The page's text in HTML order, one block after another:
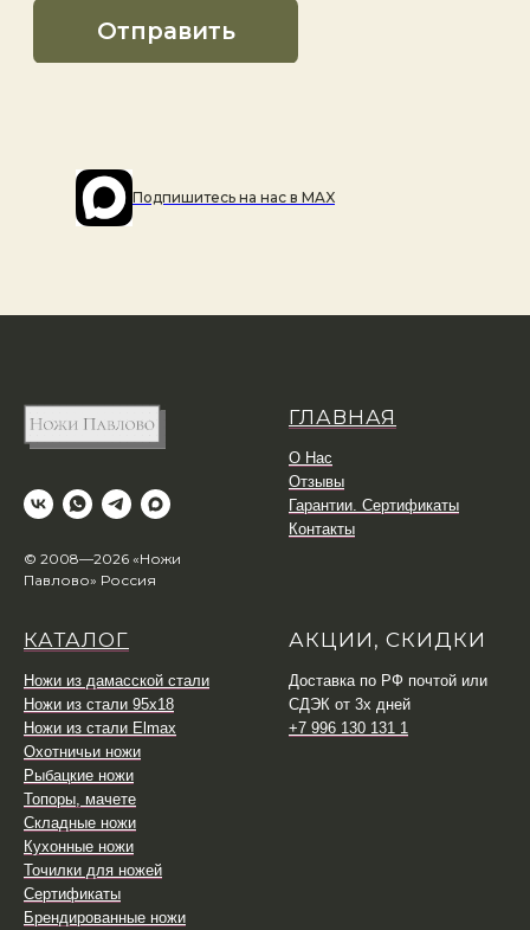
Подпишитесь на наc в MAX
© 2008—2026 «Ножи
Павлово» Россия
ГЛАВНАЯ
О Нас
Отзывы
Гарантии. Сертификаты
Контакты
КАТАЛОГ
Ножи из дамасской стали
Ножи из стали 95х18
Ножи из стали Elmax
Охотничьи ножи
Рыбацкие ножи
Топоры, мачете
Складные ножи
Кухонные ножи
Точилки для ножей
Сертификаты
Брендированные ножи
АКЦИИ, СКИДКИ
Доставка по РФ почтой или
СДЭК от 3х дней
+7 996 130 131 1